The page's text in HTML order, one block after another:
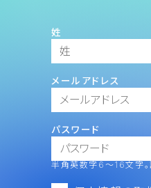
姓
メールアドレス
パスワード
半角英数字6～16文字